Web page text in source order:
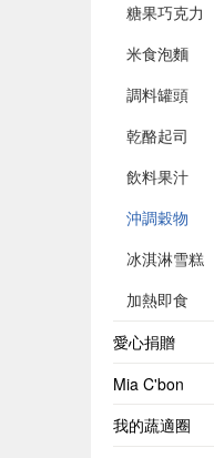
糖果巧克力
米食泡麵
調料罐頭
乾酪起司
飲料果汁
沖調穀物
冰淇淋雪糕
加熱即食
愛心捐贈
Mia C'bon
我的蔬適圈